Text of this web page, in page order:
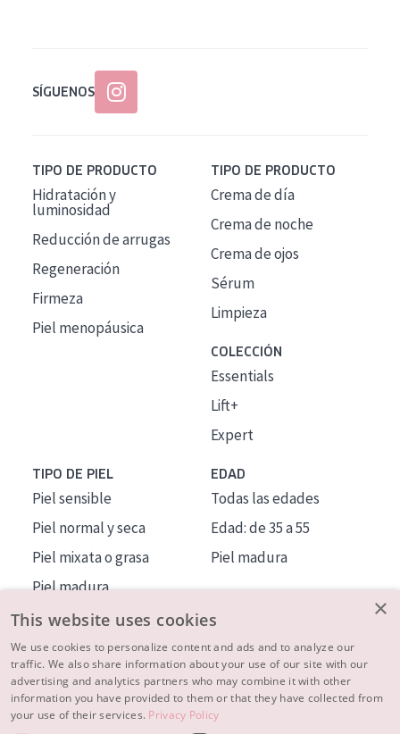
SÍGUENOS
TIPO DE PRODUCTO
Hidratación y
luminosidad
Reducción de arrugas
Regeneración
Firmeza
Piel menopáusica
TIPO DE PRODUCTO
Crema de día
Crema de noche
Crema de ojos
Sérum
Limpieza
COLECCIÓN
Essentials
Lift+
Expert
TIPO DE PIEL
Piel sensible
Piel normal y seca
Piel mixata o grasa
Piel madura
Piel expuesta al sol
Piel menopáusica
EDAD
Todas las edades
Edad: de 35 a 55
Piel madura
MÁS SOBRE NOSOTROS
INSPIRACIÓN
×
This website uses cookies
We use cookies to personalize content and ads and to analyze our
traffic. We also share information about your use of our site with our
advertising and analytics partners who may combine it with other
information you have provided to them or that they have collected from
your use of their services. Privacy Policy